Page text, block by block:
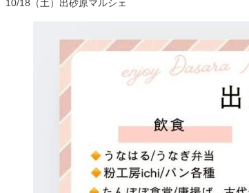
10/18（土）出砂原マルシェ